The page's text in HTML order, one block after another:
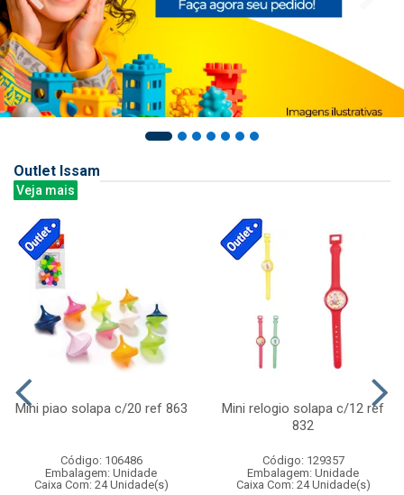
Outlet Issam
Veja mais
Mini piao solapa c/20 ref 863
Código: 106486
Embalagem: Unidade
Caixa Com: 24 Unidade(s)
Mini relogio solapa c/12 ref
832
Código: 129357
Embalagem: Unidade
Caixa Com: 24 Unidade(s)